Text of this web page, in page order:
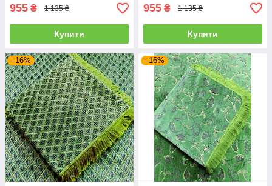
955 ₴ 1 135 ₴
Купити
955 ₴ 1 135 ₴
Купити
–16% –16%